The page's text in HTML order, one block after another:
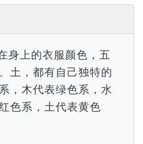
身上的衣服颜色，五
土，都有自己独特的
，木代表绿色系，水
色系，土代表黄色